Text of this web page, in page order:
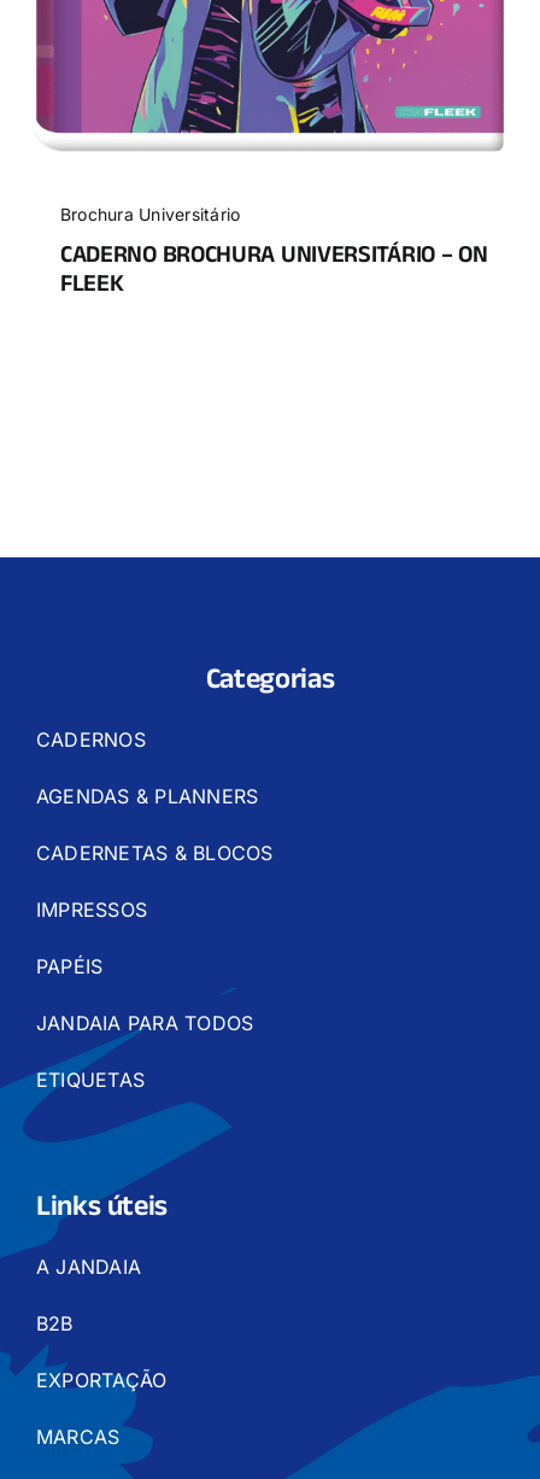
Brochura Universitário
CADERNO BROCHURA UNIVERSITÁRIO – ON
FLEEK
Categorias
CADERNOS
AGENDAS & PLANNERS
CADERNETAS & BLOCOS
IMPRESSOS
PAPÉIS
JANDAIA PARA TODOS
ETIQUETAS
Links úteis
A JANDAIA
B2B
EXPORTAÇÃO
MARCAS